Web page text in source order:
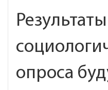
Результаты
опроса